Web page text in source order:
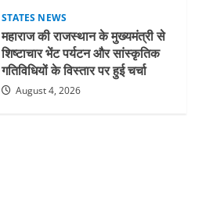
STATES NEWS
महाराज की राजस्थान के मुख्यमंत्री से
शिष्टाचार भेंट पर्यटन और सांस्कृतिक
गतिविधियों के विस्तार पर हुई चर्चा
August 4, 2026